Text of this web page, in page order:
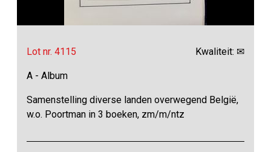
Lot nr. 4115 Kwaliteit: ✉
A - Album
Samenstelling diverse landen overwegend België,
w.o. Poortman in 3 boeken, zm/m/ntz